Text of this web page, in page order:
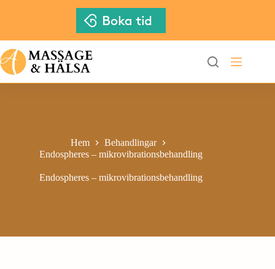
Hem
Behandlingar
Endospheres – mikrovibrationsbehandling
Endospheres – mikrovibrationsbehandling